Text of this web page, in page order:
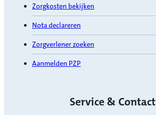
Zorgkosten bekijken
Nota declareren
Zorgverlener zoeken
Aanmelden PZP
Service & Contact